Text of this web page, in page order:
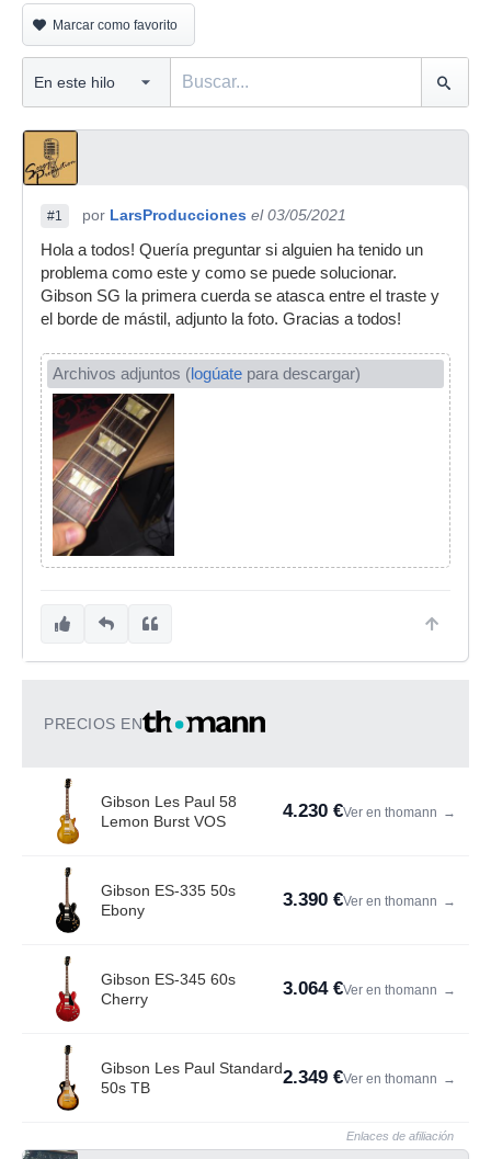
Marcar como favorito
#1 por LarsProducciones el 03/05/2021
Hola a todos! Quería preguntar si alguien ha tenido un
problema como este y como se puede solucionar.
Gibson SG la primera cuerda se atasca entre el traste y
el borde de mástil, adjunto la foto. Gracias a todos!
Archivos adjuntos (logúate para descargar)
PRECIOS EN
Gibson Les Paul 58
Lemon Burst VOS
4.230 €Ver en thomann →
Gibson ES-335 50s
Ebony
3.390 €Ver en thomann →
Gibson ES-345 60s
Cherry
3.064 €Ver en thomann →
Gibson Les Paul Standard
50s TB
2.349 €Ver en thomann →
Enlaces de afiliación